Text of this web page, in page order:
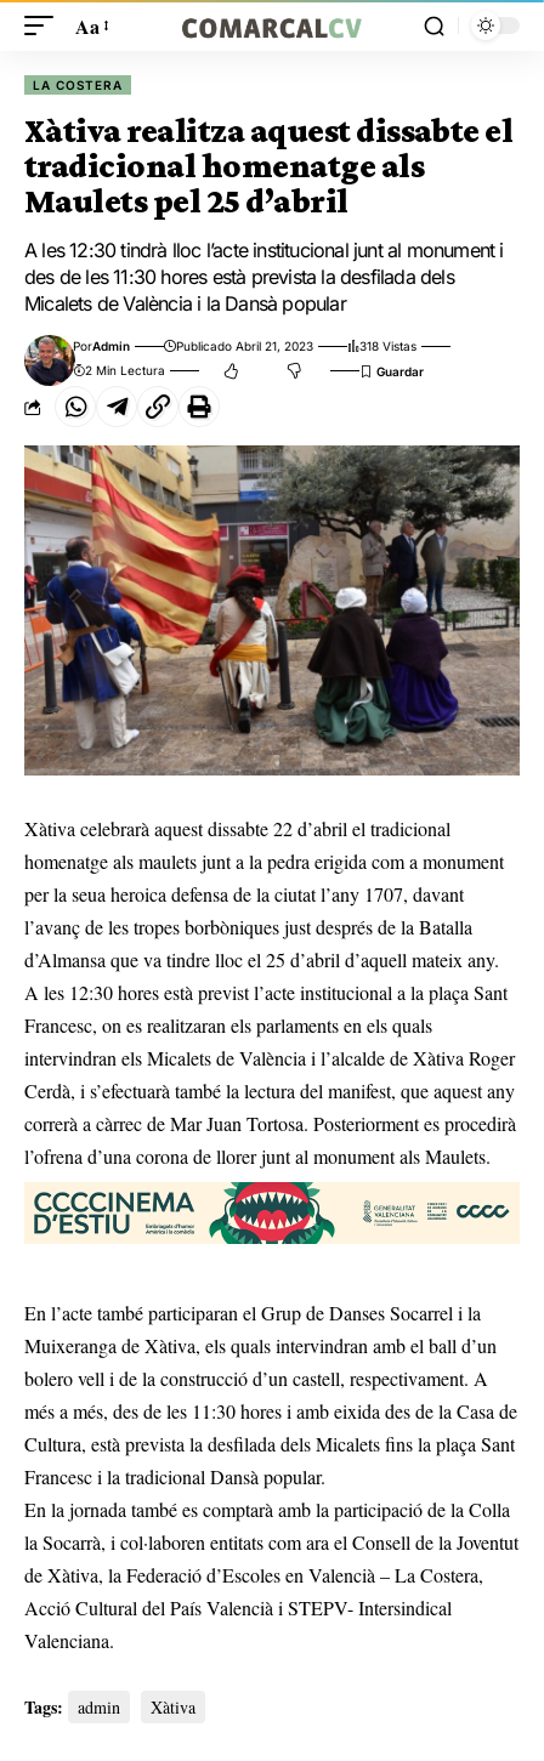
Aa
LA COSTERA
Xàtiva realitza aquest dissabte el
tradicional homenatge als
Maulets pel 25 d’abril
A les 12:30 tindrà lloc l’acte institucional junt al monument i
des de les 11:30 hores està prevista la desfilada dels
Micalets de València i la Dansà popular
PorAdmin Publicado Abril 21, 2023
318 Vistas
2 Min Lectura
Xàtiva celebrarà aquest dissabte 22 d’abril el tradicional
homenatge als maulets junt a la pedra erigida com a monument
per la seua heroica defensa de la ciutat l’any 1707, davant
l’avanç de les tropes borbòniques just després de la Batalla
d’Almansa que va tindre lloc el 25 d’abril d’aquell mateix any.
A les 12:30 hores està previst l’acte institucional a la plaça Sant
Francesc, on es realitzaran els parlaments en els quals
intervindran els Micalets de València i l’alcalde de Xàtiva Roger
Cerdà, i s’efectuarà també la lectura del manifest, que aquest any
correrà a càrrec de Mar Juan Tortosa. Posteriorment es procedirà
l’ofrena d’una corona de llorer junt al monument als Maulets.
En l’acte també participaran el Grup de Danses Socarrel i la
Muixeranga de Xàtiva, els quals intervindran amb el ball d’un
bolero vell i de la construcció d’un castell, respectivament. A
més a més, des de les 11:30 hores i amb eixida des de la Casa de
Cultura, està prevista la desfilada dels Micalets fins la plaça Sant
Francesc i la tradicional Dansà popular.
En la jornada també es comptarà amb la participació de la Colla
la Socarrà, i col·laboren entitats com ara el Consell de la Joventut
de Xàtiva, la Federació d’Escoles en Valencià – La Costera,
Acció Cultural del País Valencià i STEPV- Intersindical
Valenciana.
Tags: admin Xàtiva